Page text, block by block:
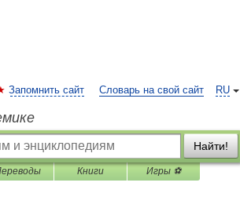
RU
Запомнить сайт Словарь на свой сайт
Найти!
Книги Игры ⚽